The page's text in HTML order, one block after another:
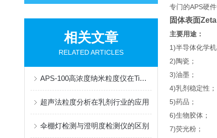
相关文章
RELATED ARTICLES
APS-100高浓度纳米粒度仪在TiC碳化钛粉体中的应用
超声法粒度分析在乳剂行业的应用
伞棚灯检测与澄明度检测仪的区别
专门的APS硬
固体表面
主要用途：
1)半导体化学
2)陶瓷；
3)油墨；
4)乳剂稳定性；
5)药品；
6)生物胶体；
7)荧光粉；